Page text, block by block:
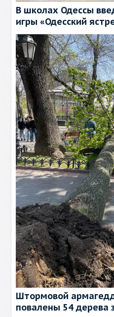
В школах Одессы
игры «Одесский
Штормовой
повалены 54 дерева